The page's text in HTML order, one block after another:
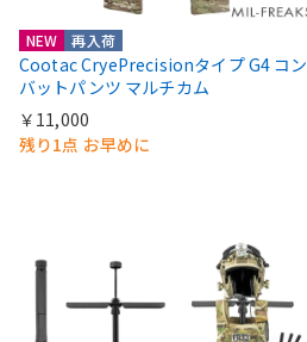
NEW 再入荷
Cootac CryePrecisionタイプ G4 コン
バットパンツ マルチカム
￥11,000
残り1点 お早めに